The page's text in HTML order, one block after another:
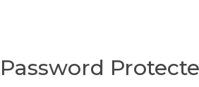
Password